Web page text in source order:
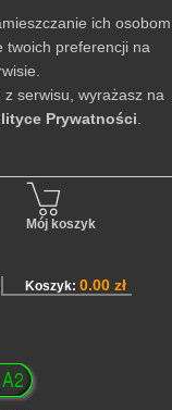
Mój koszyk
Koszyk:0.00 zł
ich osobom
twoich preferencji na
serwisu, wyrażasz na
Prywatności